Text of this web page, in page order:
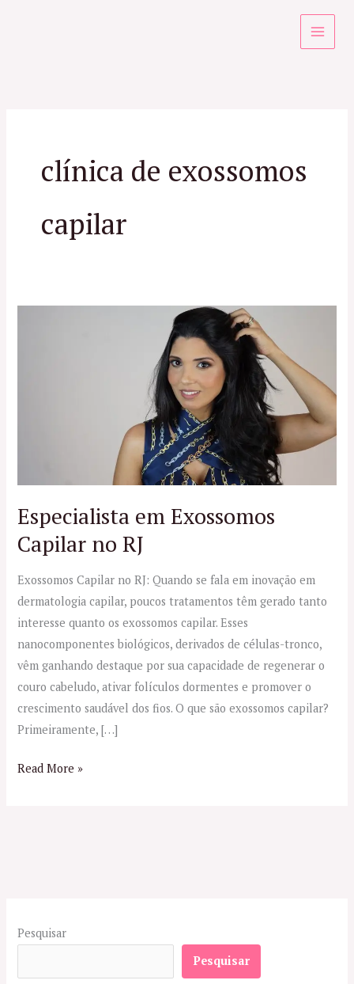
clínica de exossomos
capilar
Especialista em Exossomos
Capilar no RJ
Exossomos Capilar no RJ: Quando se fala em inovação em
dermatologia capilar, poucos tratamentos têm gerado tanto
interesse quanto os exossomos capilar. Esses
nanocomponentes biológicos, derivados de células-tronco,
vêm ganhando destaque por sua capacidade de regenerar o
couro cabeludo, ativar folículos dormentes e promover o
crescimento saudável dos fios. O que são exossomos capilar?
Primeiramente, […]
Read More »
Pesquisar
Pesquisar